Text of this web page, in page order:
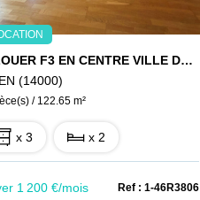
A LOUER F3 EN CENTRE VILLE DE CAEN
(14000)
/ 122.65 m²
x 3 x 2
1 200 €/mois Ref : 1-46R3806